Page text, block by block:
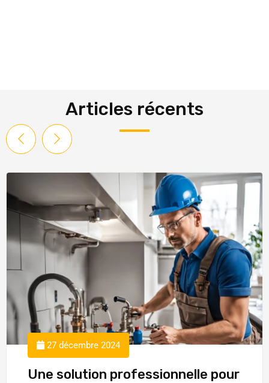
Articles récents
27 décembre 2024
Une solution professionnelle pour